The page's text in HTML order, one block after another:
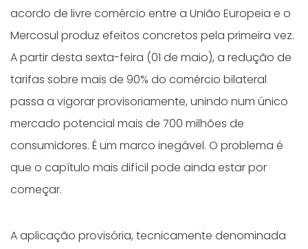
acordo de livre comércio entre a União Europeia e o
Mercosul produz efeitos concretos pela primeira vez.
A partir desta sexta-feira (01 de maio), a redução de
tarifas sobre mais de 90% do comércio bilateral
passa a vigorar provisoriamente, unindo num único
mercado potencial mais de 700 milhões de
consumidores. É um marco inegável. O problema é
que o capítulo mais difícil pode ainda estar por
começar.
A aplicação provisória, tecnicamente denominada